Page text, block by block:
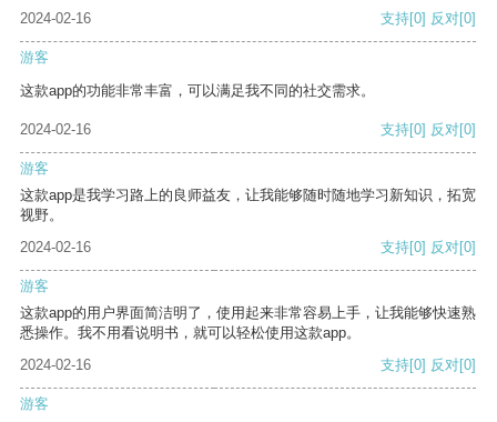
2024-02-16 支持[0] 反对[0]
游客
这款app的功能非常丰富，可以满足我不同的社交需求。
2024-02-16 支持[0] 反对[0]
游客
这款app是我学习路上的良师益友，让我能够随时随地学习新知识，拓宽
视野。
2024-02-16
支持[0] 反对[0]
游客
这款app的用户界面简洁明了，使用起来非常容易上手，让我能够快速熟
悉操作。我不用看说明书，就可以轻松使用这款app。
2024-02-16
支持[0] 反对[0]
游客